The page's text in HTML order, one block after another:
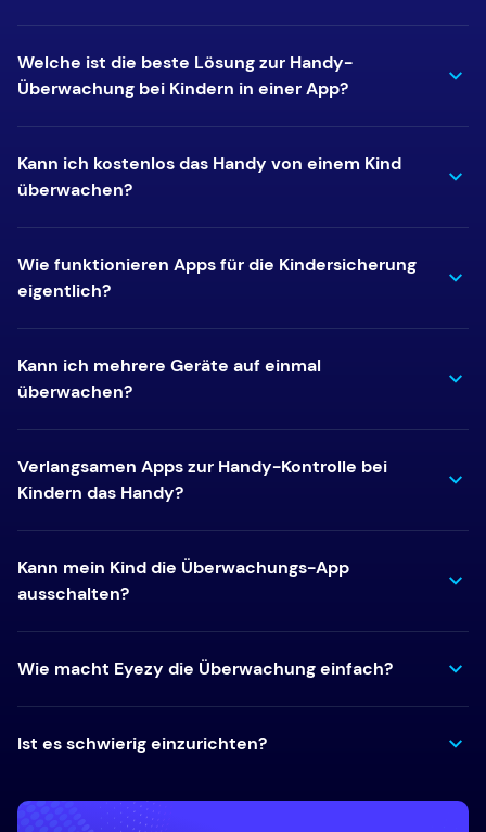
Welche ist die beste Lösung zur Handy-
Überwachung bei Kindern in einer App?
Kann ich kostenlos das Handy von einem Kind
überwachen?
Wie funktionieren Apps für die Kindersicherung
eigentlich?
Kann ich mehrere Geräte auf einmal
überwachen?
Verlangsamen Apps zur Handy-Kontrolle bei
Kindern das Handy?
Kann mein Kind die Überwachungs-App
ausschalten?
Wie macht Eyezy die Überwachung einfach?
Ist es schwierig einzurichten?